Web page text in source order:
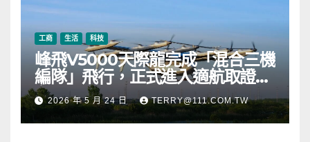
工商 生活 科技
峰飛V5000天際龍完成「混合三機
編隊」飛行，正式進入適航取證階
段2026 年 5 月 24 日 TERRY@111.COM.TW